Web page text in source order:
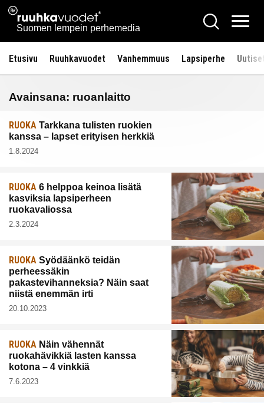
Siirry
sisältöön
Ruuhkavuodet.fi
Suomen lempein perhemedia
Hae
Etusivu Ruuhkavuodet Vanhemmuus Lapsiperhe
Avainsana: ruoanlaitto
RUOKA Tarkkana tulisten ruokien
kanssa – lapset erityisen herkkiä
1.8.2024
RUOKA 6 helppoa keinoa lisätä
kasviksia lapsiperheen
ruokavaliossa
2.3.2024
RUOKA Syödäänkö teidän
perheessäkin
pakastevihanneksia? Näin saat
niistä enemmän irti
20.10.2023
RUOKA Näin vähennät
ruokahävikkiä lasten kanssa
kotona – 4 vinkkiä
7.6.2023